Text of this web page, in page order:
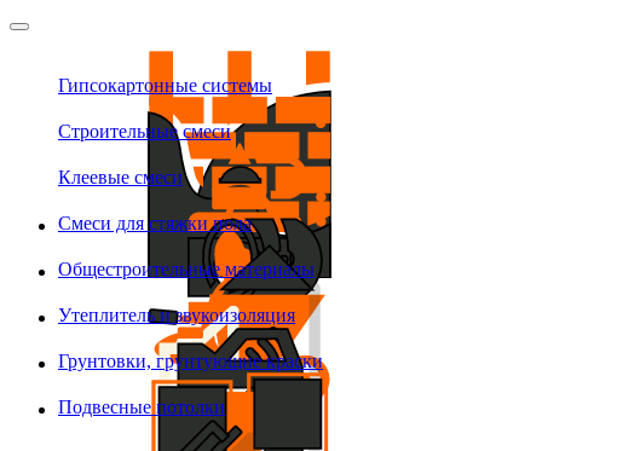
Гипсокартонные системы
Строительные смеси
Клеевые смеси
Смеси для стяжки пола
Общестроительные материалы
Утеплитель и звукоизоляция
Грунтовки, грунтующие краски
Подвесные потолки